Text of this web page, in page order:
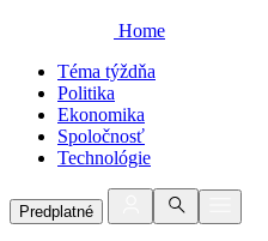
Home
Téma týždňa
Politika
Ekonomika
Spoločnosť
Technológie
Predplatné